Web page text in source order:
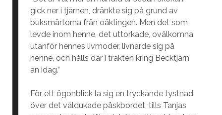
gick ner i tjärnen, dränkte sig på grund av
buksmärtorna från oäktingen. Men det som
levde inom henne, det uttorkade, ovälkomna
utanför hennes livmoder, livnärde sig på
henne, och hålls där i trakten kring Becktjärn
än idag.”
För ett ögonblick la sig en tryckande tystnad
över det väldukade påskbordet, tills Tanjas